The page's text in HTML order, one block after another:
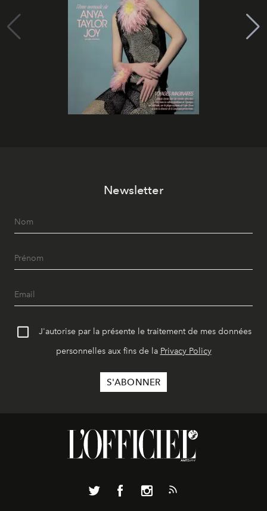
Newsletter
J'autorise par la présente le traitement de mes données
personnelles aux fins de la Privacy Policy